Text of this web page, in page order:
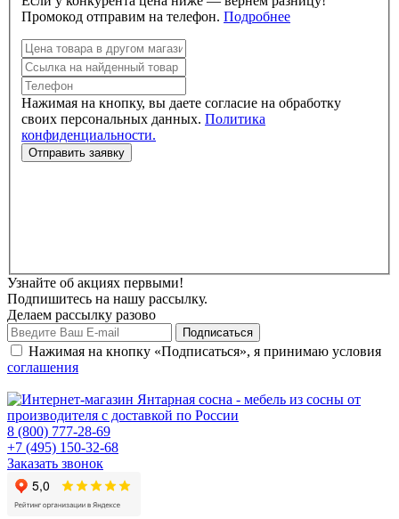
Промокод отправим на телефон. Подробнее
Нажимая на кнопку, вы даете согласие на обработку
своих персональных данных. Политика
конфиденциальности.
Узнайте об акциях первыми!
Подпишитесь на нашу рассылку.
Делаем рассылку разово
Нажимая на кнопку «Подписаться», я принимаю условия
соглашения
8 (800) 777-28-69
+7 (495) 150-32-68
Заказать звонок